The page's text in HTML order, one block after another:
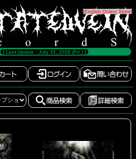
[English Online Store]
[ Last Update : July 31, 2026 (Fri.) ]